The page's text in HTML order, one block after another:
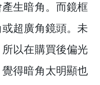
生暗角。而鏡框
超廣角鏡頭。未
以在購買後偏光
得暗角太明顯也